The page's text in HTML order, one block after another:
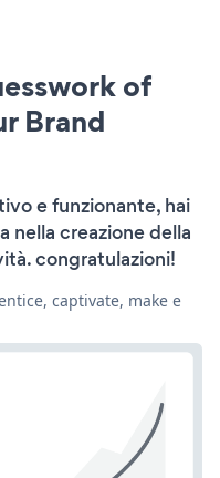
of
Brand
e funzionante, hai
nella creazione della
congratulazioni!
captivate, make e